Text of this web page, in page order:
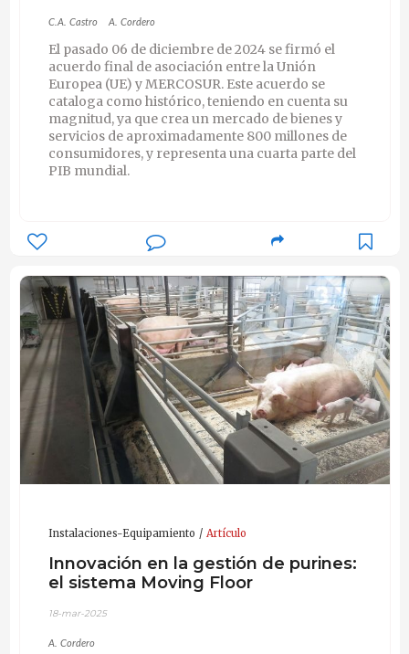
C.A. Castro A. Cordero
El pasado 06 de diciembre de 2024 se firmó el
acuerdo final de asociación entre la Unión
Europea (UE) y MERCOSUR. Este acuerdo se
cataloga como histórico, teniendo en cuenta su
magnitud, ya que crea un mercado de bienes y
servicios de aproximadamente 800 millones de
consumidores, y representa una cuarta parte del
PIB mundial.
Instalaciones-Equipamiento Artículo
Innovación en la gestión de purines:
el sistema Moving Floor
18-mar-2025
A. Cordero